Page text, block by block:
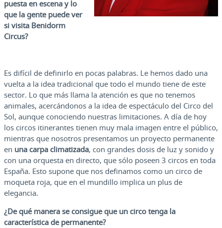
puesta en escena y lo
que la gente puede ver
si visita Benidorm
Circus?
Es difícil de definirlo en pocas palabras. Le hemos dado una
vuelta a la idea tradicional que todo el mundo tiene de este
sector. Lo que más llama la atención es que no tenemos
animales, acercándonos a la idea de espectáculo del Circo del
Sol, aunque conociendo nuestras limitaciones. A día de hoy
los circos itinerantes tienen muy mala imagen entre el público,
mientras que nosotros presentamos un proyecto permanente
en una carpa climatizada, con grandes dosis de luz y sonido y
con una orquesta en directo, que sólo poseen 3 circos en toda
España. Esto supone que nos definamos como un circo de
moqueta roja, que en el mundillo implica un plus de
elegancia.
¿De qué manera se consigue que un circo tenga la
característica de permanente?